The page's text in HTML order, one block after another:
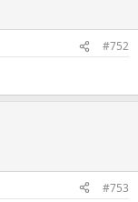
#752
#753